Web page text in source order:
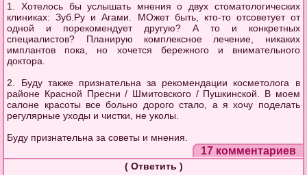
1. Хотелось бы услышать мнения о двух стоматологических
клиниках: Зуб.Ру и Агами. МОжет быть, кто-то отсоветует от
одной и порекомендует другую? А то и конкретных
специалистов? Планирую комплексное лечение, никаких
имплантов пока, но хочется бережного и внимательного
доктора.
2. Буду также признательна за рекомендации косметолога в
районе Красной Пресни / Шмитовского / Пушкинской. В моем
салоне красоты все больно дорого стало, а я хочу поделать
регулярные уходы и чистки, не уколы.
Буду признательна за советы и мнения.
17 комментариев
( Ответить )